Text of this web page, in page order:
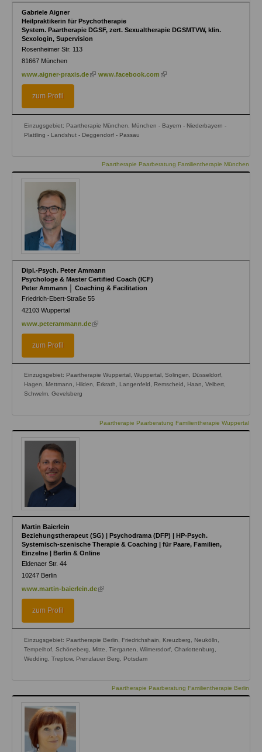
Gabriele Aigner
Heilpraktikerin für Psychotherapie
System. Paartherapie DGSF, zert. Sexualtherapie DGSMTVW, klin.
Sexologin, Supervision
Rosenheimer Str. 113
81667 München
www.aigner-praxis.de (linkwww.facebook.com (link
zum Profil
Einzugsgebiet: Paartherapie München, München - Bayern - Niederbayern -
Plattling - Landshut - Deggendorf - Passau
Paartherapie Paarberatung Familientherapie München
Dipl.-Psych. Peter Ammann
Psychologe & Master Certified Coach (ICF)
Peter Ammann │ Coaching & Facilitation
Friedrich-Ebert-Straße 55
42103 Wuppertal
www.peterammann.de (link
zum Profil
Einzugsgebiet: Paartherapie Wuppertal, Wuppertal, Solingen, Düsseldorf,
Hagen, Mettmann, Hilden, Erkrath, Langenfeld, Remscheid, Haan, Velbert,
Schwelm, Gevelsberg
Paartherapie Paarberatung Familientherapie Wuppertal
Martin Baierlein
Beziehungstherapeut (SG) | Psychodrama (DFP) | HP-Psych.
Systemisch-szenische Therapie & Coaching | für Paare, Familien,
Einzelne | Berlin & Online
Eldenaer Str. 44
10247 Berlin
www.martin-baierlein.de (link
zum Profil
Einzugsgebiet: Paartherapie Berlin, Friedrichshain, Kreuzberg, Neukölln,
Tempelhof, Schöneberg, Mitte, Tiergarten, Wilmersdorf, Charlottenburg,
Wedding, Treptow, Prenzlauer Berg, Potsdam
Paartherapie Paarberatung Familientherapie Berlin